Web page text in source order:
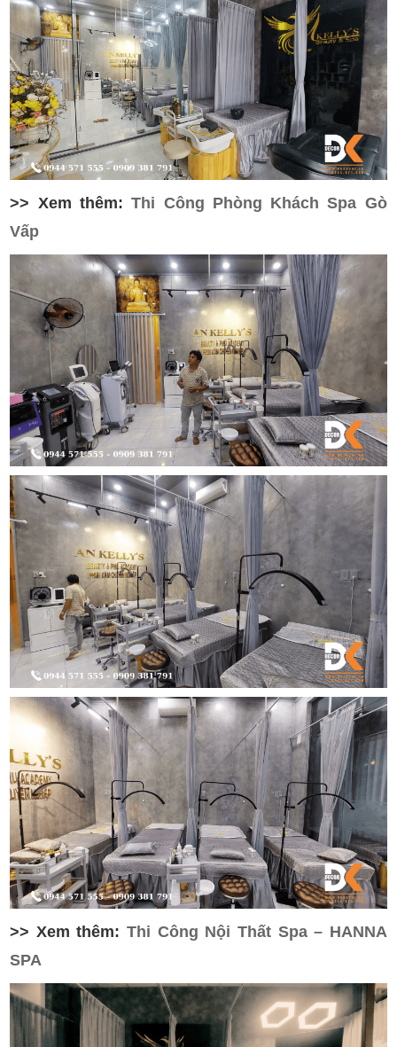
>> Xem thêm:Thi Công Phòng Khách Spa Gò
Vấp
>> Xem thêm:Thi Công Nội Thất Spa – HANNA
SPA